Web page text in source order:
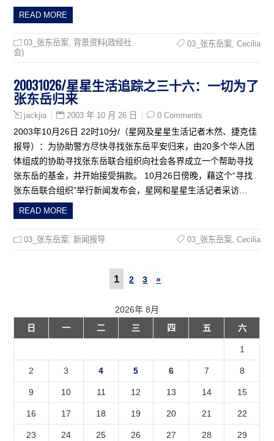
READ MORE
03_张东岳案 背景资料(政经社
会)
03_张东岳案, Cecilia
20031026/星星生活追踪之三十六：一切为了
张东岳归来
jackjia 2003 年 10 月 26 日 0 Comments
2003年10月26日 22时10分/（星网及星星生活记者木然、捷克佳
报导）：为协助警方尽快寻找张东岳平安归来，由20多个华人团
体组成的协助寻找张东岳联合组织向社会各界成立一个帮助寻找
张东岳的基金，并开始接受捐款。 10月26日傍晚，藉这个“寻找
张东岳联合组织”举行新闻发布会，星网和星星生活记者采访…
READ MORE
03_张东岳案 ,新闻报导 03_张东岳案, Cecilia
1 2 3 »
2026年 8月
日
一 二 三 四 五 六
1
2 3 4 5 6 7 8
9 10 11 12 13 14 15
16 17 18 19 20 21 22
23 24 25 26 27 28 29